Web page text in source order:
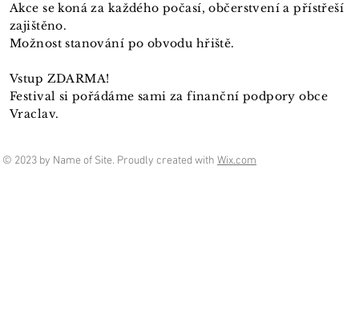
Akce se koná za každého počasí, občerstvení a přístřeší
zajištěno.
Možnost stanování po obvodu hřiště.
Vstup ZDARMA!
Festival si pořádáme sami za finanční podpory obce
Vraclav.
© 2023 by Name of Site. Proudly created with Wix.com